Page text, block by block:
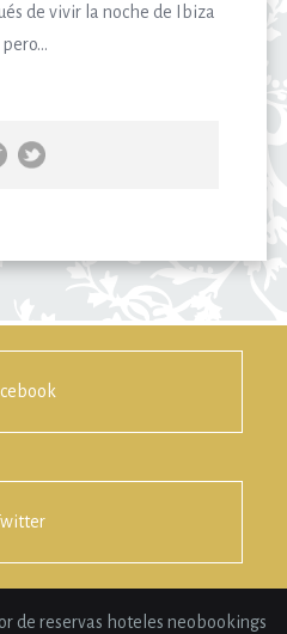
de vivir la noche de Ibiza
de reservas hoteles neobookings